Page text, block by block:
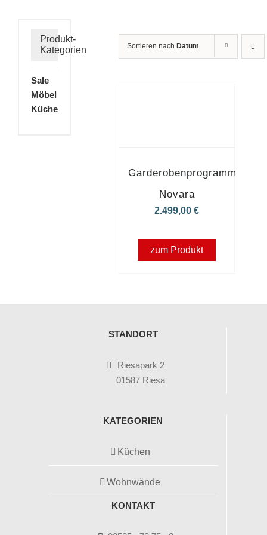
Sortieren nach Datum
Garderobenprogramm
Novara
2.499,00€
zum Produkt
Produkt-
Kategorien
Sale
Möbel
Küche
STANDORT
Riesapark 2
01587 Riesa
KATEGORIEN
Küchen
Wohnwände
KONTAKT